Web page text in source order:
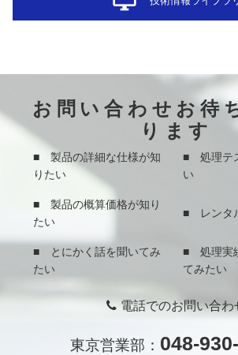
お問い合わせお待
ります
■ 製品の詳細な仕様が知
りたい
■ 処理テ
い
■ 製品の概算価格が知り
たい
■ レンタ
■ とにかく話を聞いてみ
たい
■ 処理実
てみたい
電話でのお問い合わ
東京営業部： 048-